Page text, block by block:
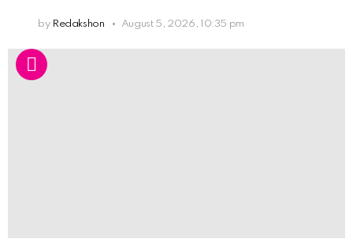
by Redakshon August 5, 2026, 10:35 pm